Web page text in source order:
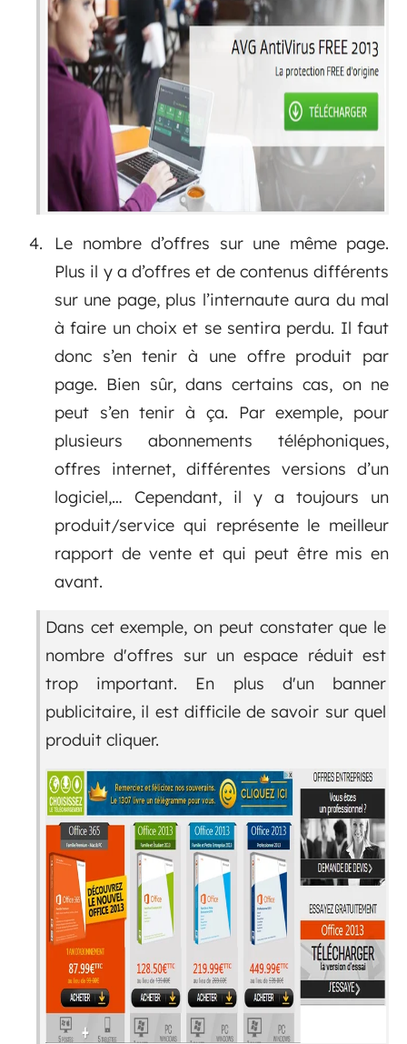
Le nombre d’offres sur une même page.
Plus il y a d’offres et de contenus différents
sur une page, plus l’internaute aura du mal
à faire un choix et se sentira perdu. Il faut
donc s’en tenir à une offre produit par
page. Bien sûr, dans certains cas, on ne
peut s’en tenir à ça. Par exemple, pour
plusieurs abonnements téléphoniques,
offres internet, différentes versions d’un
logiciel,… Cependant, il y a toujours un
produit/service qui représente le meilleur
rapport de vente et qui peut être mis en
avant.
Dans cet exemple, on peut constater que le
nombre d'offres sur un espace réduit est
trop important. En plus d'un banner
publicitaire, il est difficile de savoir sur quel
produit cliquer.